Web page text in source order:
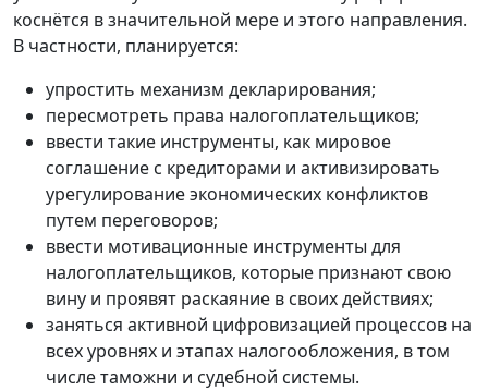
коснётся в значительной мере и этого направления.
В частности, планируется:
упростить механизм декларирования;
пересмотреть права налогоплательщиков;
ввести такие инструменты, как мировое
соглашение с кредиторами и активизировать
урегулирование экономических конфликтов
путем переговоров;
ввести мотивационные инструменты для
налогоплательщиков, которые признают свою
вину и проявят раскаяние в своих действиях;
заняться активной цифровизацией процессов на
всех уровнях и этапах налогообложения, в том
числе таможни и судебной системы.